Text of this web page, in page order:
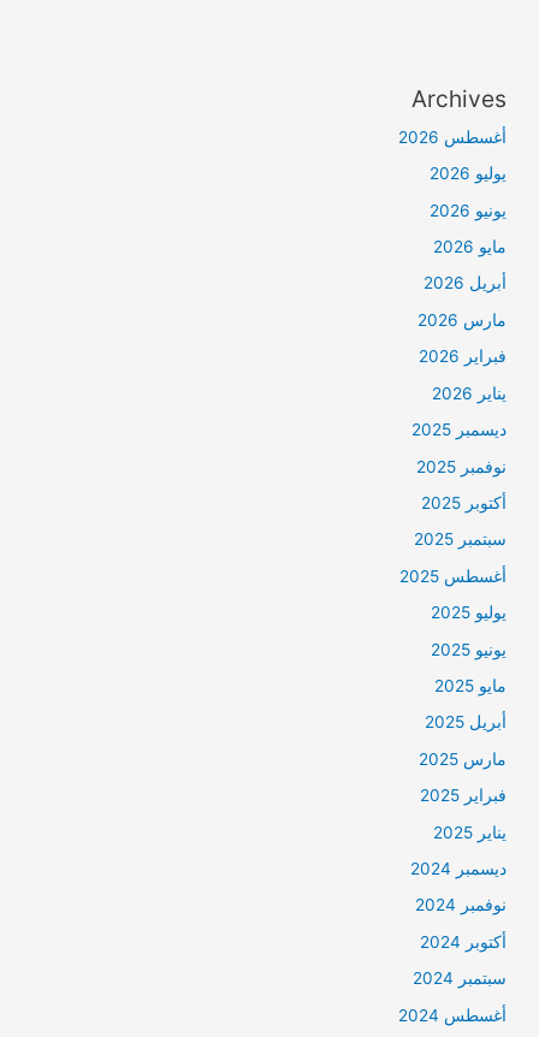
Archives
أغسطس 2026
يوليو 2026
يونيو 2026
مايو 2026
أبريل 2026
مارس 2026
فبراير 2026
يناير 2026
ديسمبر 2025
نوفمبر 2025
أكتوبر 2025
سبتمبر 2025
أغسطس 2025
يوليو 2025
يونيو 2025
مايو 2025
أبريل 2025
مارس 2025
فبراير 2025
يناير 2025
ديسمبر 2024
نوفمبر 2024
أكتوبر 2024
سبتمبر 2024
أغسطس 2024